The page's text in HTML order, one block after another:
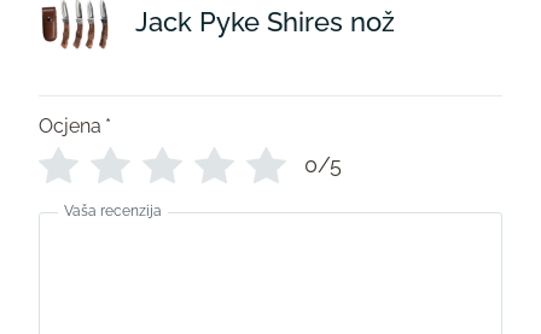
Jack Pyke Shires nož
Ocjena *
0/5
Vaša recenzija